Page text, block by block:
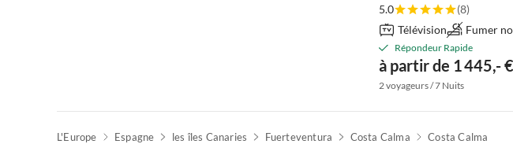
5.0
(8)
Télévision
Fumer
Répondeur Rapide
à partir de 1 445,- €
2 voyageurs / 7 Nuits
L'Europe Espagne les îles Canaries Fuerteventura Costa Calma Costa Calma